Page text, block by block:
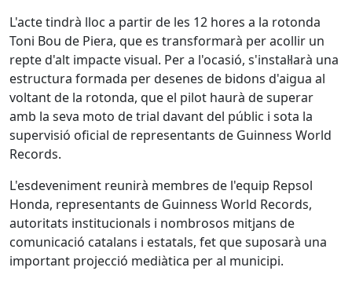
L'acte tindrà lloc a partir de les 12 hores a la rotonda
Toni Bou de Piera, que es transformarà per acollir un
repte d'alt impacte visual. Per a l'ocasió, s'instal·larà una
estructura formada per desenes de bidons d'aigua al
voltant de la rotonda, que el pilot haurà de superar
amb la seva moto de trial davant del públic i sota la
supervisió oficial de representants de Guinness World
Records.
L'esdeveniment reunirà membres de l'equip Repsol
Honda, representants de Guinness World Records,
autoritats institucionals i nombrosos mitjans de
comunicació catalans i estatals, fet que suposarà una
important projecció mediàtica per al municipi.